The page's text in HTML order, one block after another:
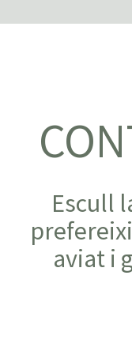
Escull
aviat i